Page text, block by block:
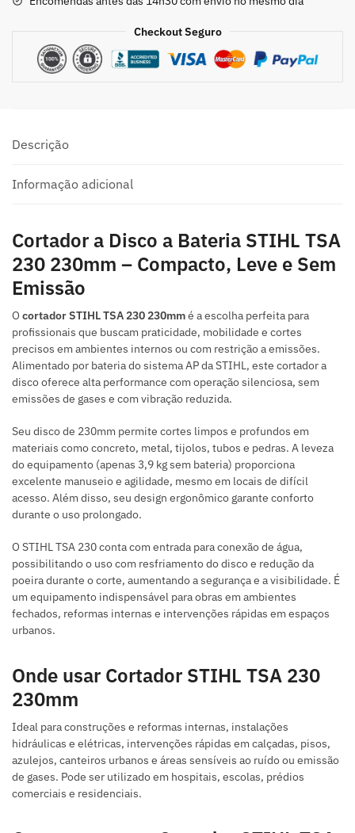
Checkout Seguro
Descrição
Informação adicional
Cortador a Disco a Bateria STIHL TSA
230 230mm – Compacto, Leve e Sem
Emissão
O cortador STIHL TSA 230 230mmé a escolha perfeita para
profissionais que buscam praticidade, mobilidade e cortes
precisos em ambientes internos ou com restrição a emissões.
Alimentado por bateria do sistema AP da STIHL, este cortador a
disco oferece alta performance com operação silenciosa, sem
emissões de gases e com vibração reduzida.
Seu disco de 230mm permite cortes limpos e profundos em
materiais como concreto, metal, tijolos, tubos e pedras. A leveza
do equipamento (apenas 3,9 kg sem bateria) proporciona
excelente manuseio e agilidade, mesmo em locais de difícil
acesso. Além disso, seu design ergonômico garante conforto
durante o uso prolongado.
O STIHL TSA 230 conta com entrada para conexão de água,
possibilitando o uso com resfriamento do disco e redução da
poeira durante o corte, aumentando a segurança e a visibilidade. É
um equipamento indispensável para obras em ambientes
fechados, reformas internas e intervenções rápidas em espaços
urbanos.
Onde usar Cortador STIHL TSA 230
230mm
Ideal para construções e reformas internas, instalações
hidráulicas e elétricas, intervenções rápidas em calçadas, pisos,
azulejos, canteiros urbanos e áreas sensíveis ao ruído ou emissão
de gases. Pode ser utilizado em hospitais, escolas, prédios
comerciais e residenciais.